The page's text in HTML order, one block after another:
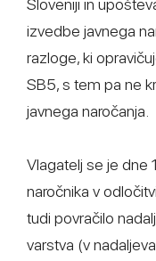
Sloveniji in
izvedbe javnega
razloge, ki
SB5, s tem pa ne
javnega naročanja.
Vlagatelj se je dne
naročnika v
tudi povračilo
varstva (v